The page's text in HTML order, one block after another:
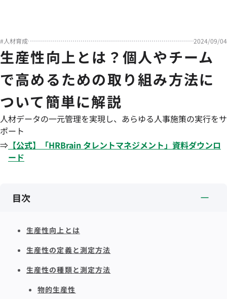
#人材育成 2024/09/04
生産性向上とは？個人やチーム
で高めるための取り組み方法に
ついて簡単に解説
人材データの一元管理を実現し、あらゆる人事施策の実行をサ
ポート
⇒ 【公式】「HRBrain タレントマネジメント」資料ダウンロ
ード
目次
生産性向上とは
生産性の定義と測定方法
生産性の種類と測定方法
物的生産性